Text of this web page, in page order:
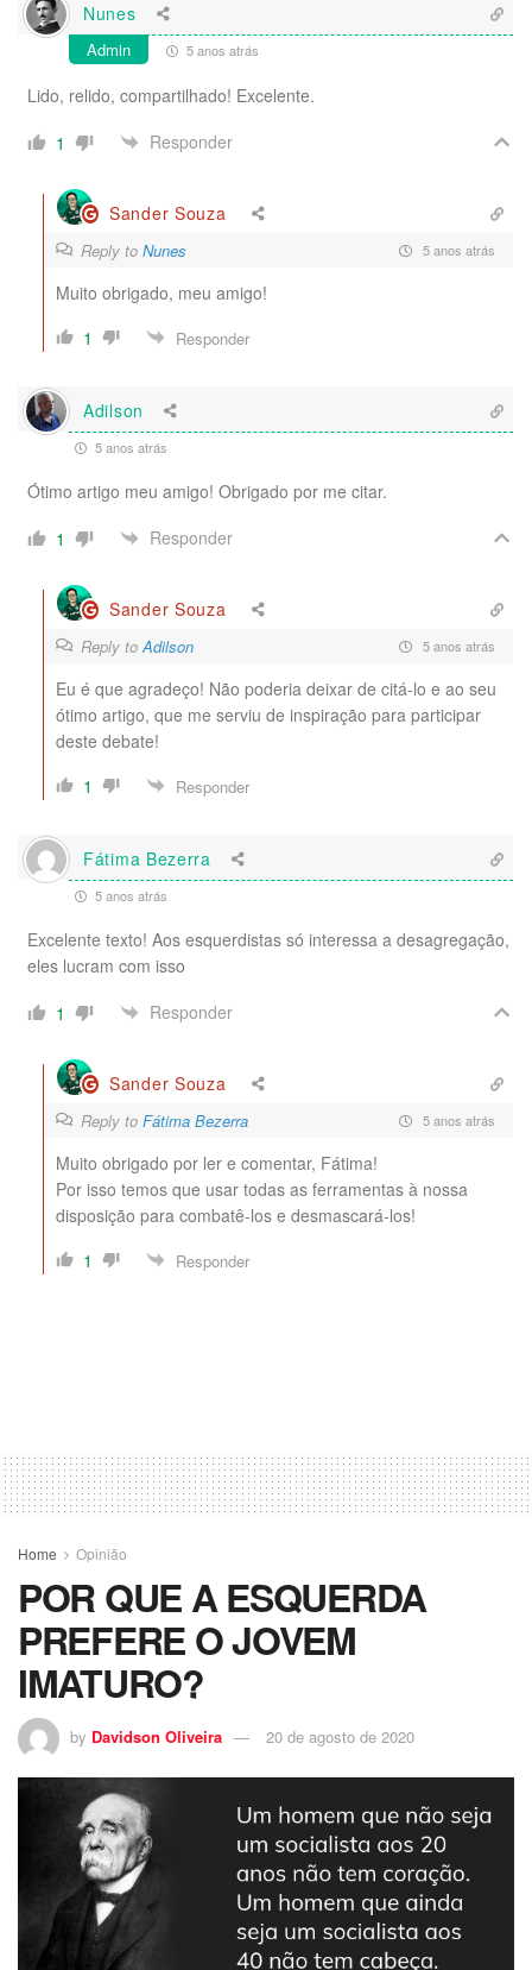
Nunes
Admin 5 anos atrás
Lido, relido, compartilhado! Excelente.
1
Responder
Sander Souza
Reply to Nunes 5 anos atrás
Muito obrigado, meu amigo!
1
Responder
Adilson
5 anos atrás
Ótimo artigo meu amigo! Obrigado por me citar.
1
Responder
Sander Souza
Reply to Adilson 5 anos atrás
Eu é que agradeço! Não poderia deixar de citá-lo e ao seu
ótimo artigo, que me serviu de inspiração para participar
deste debate!
1
Responder
Fátima Bezerra
5 anos atrás
Excelente texto! Aos esquerdistas só interessa a desagregação,
eles lucram com isso
1
Responder
Sander Souza
Reply to Fátima Bezerra 5 anos atrás
Muito obrigado por ler e comentar, Fátima!
Por isso temos que usar todas as ferramentas à nossa
disposição para combatê-los e desmascará-los!
1
Responder
Home Opinião
POR QUE A ESQUERDA
PREFERE O JOVEM
IMATURO?
by Davidson Oliveira 20 de agosto de 2020